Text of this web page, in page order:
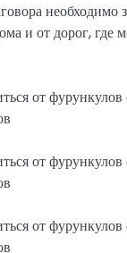
необходимо
и от дорог, где